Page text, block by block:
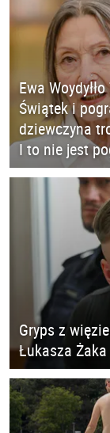
Ewa
Świątek i
dziewczyna
I to nie jest
Gryps z
Łukasza Żaka